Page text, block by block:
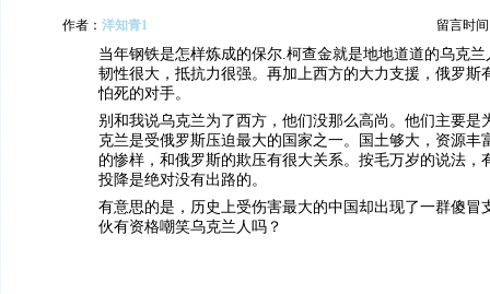
作者： 洋知青1 留言时间
当年钢铁是怎样炼成的保尔.柯查金就是地地道道的乌克
韧性很大，抵抗力很强。再加上西方的大力支援，俄罗斯
怕死的对手。
别和我说乌克兰为了西方，他们没那么高尚。他们主要是
克兰是受俄罗斯压迫最大的国家之一。国土够大，资源丰
的惨样，和俄罗斯的欺压有很大关系。按毛万岁的说法，
投降是绝对没有出路的。
有意思的是，历史上受伤害最大的中国却出现了一群傻冒
伙有资格嘲笑乌克兰人吗？